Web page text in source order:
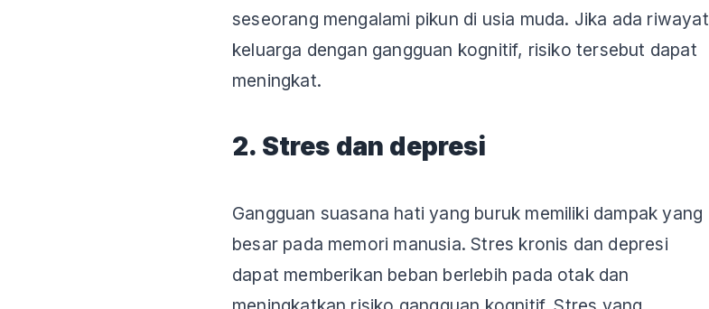
seseorang mengalami pikun di usia muda. Jika ada riwayat
keluarga dengan gangguan kognitif, risiko tersebut dapat
meningkat.
2. Stres dan depresi
Gangguan suasana hati yang buruk memiliki dampak yang
besar pada memori manusia. Stres kronis dan depresi
dapat memberikan beban berlebih pada otak dan